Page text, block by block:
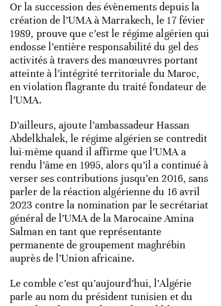
Or la succession des évènements depuis la
création de l’UMA à Marrakech, le 17 févier
1989, prouve que c’est le régime algérien qui
endosse l’entière responsabilité du gel des
activités à travers des manœuvres portant
atteinte à l’intégrité territoriale du Maroc,
en violation flagrante du traité fondateur de
l’UMA.
D’ailleurs, ajoute l’ambassadeur Hassan
Abdelkhalek, le régime algérien se contredit
lui-même quand il affirme que l’UMA a
rendu l’âme en 1995, alors qu’il a continué à
verser ses contributions jusqu’en 2016, sans
parler de la réaction algérienne du 16 avril
2023 contre la nomination par le secrétariat
général de l’UMA de la Marocaine Amina
Salman en tant que représentante
permanente de groupement maghrébin
auprès de l’Union africaine.
Le comble c’est qu’aujourd’hui, l’Algérie
parle au nom du président tunisien et du